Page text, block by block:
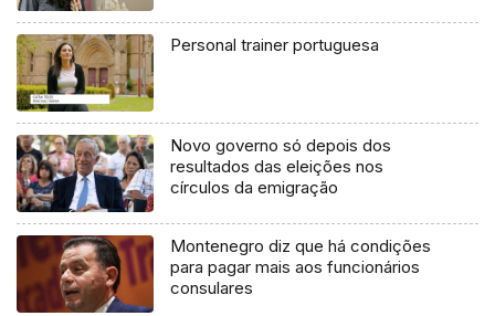
Personal trainer portuguesa
Novo governo só depois dos
resultados das eleições nos
círculos da emigração
Montenegro diz que há condições
para pagar mais aos funcionários
consulares